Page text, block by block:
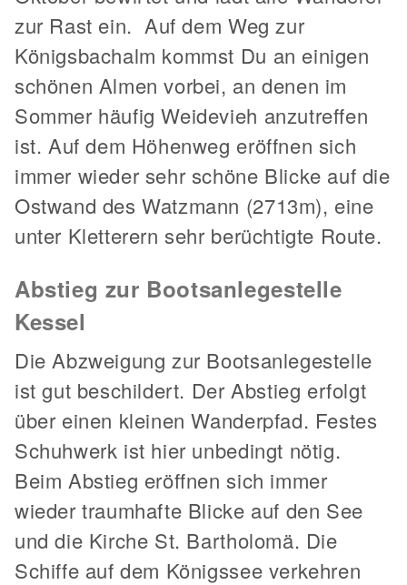
zur Rast ein. Auf dem Weg zur
Königsbachalm kommst Du an einigen
schönen Almen vorbei, an denen im
Sommer häufig Weidevieh anzutreffen
ist. Auf dem Höhenweg eröffnen sich
immer wieder sehr schöne Blicke auf die
Ostwand des Watzmann (2713m), eine
unter Kletterern sehr berüchtigte Route.
Abstieg zur Bootsanlegestelle
Kessel
Die Abzweigung zur Bootsanlegestelle
ist gut beschildert. Der Abstieg erfolgt
über einen kleinen Wanderpfad. Festes
Schuhwerk ist hier unbedingt nötig.
Beim Abstieg eröffnen sich immer
wieder traumhafte Blicke auf den See
und die Kirche St. Bartholomä. Die
Schiffe auf dem Königssee verkehren